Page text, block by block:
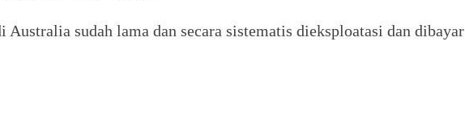
Australia sudah lama dan secara sistematis dieksploatasi dan dibayar